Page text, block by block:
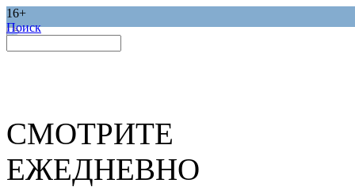
16+
Поиск
СМОТРИТЕ
ЕЖЕДНЕВНО